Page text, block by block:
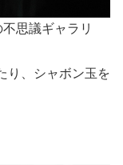
思議ギャラリ
り、シャボン玉を